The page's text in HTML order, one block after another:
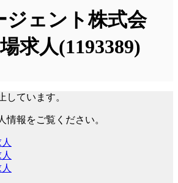
ジェント株式会
求人(1193389)
しています。
情報をご覧ください。